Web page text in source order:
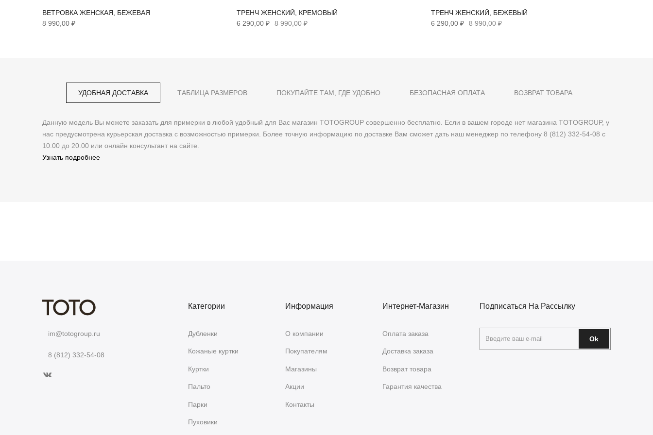
ВЕТРОВКА ЖЕНСКАЯ, БЕЖЕВАЯ
8 990,00 ₽
ТРЕНЧ ЖЕНСКИЙ, КРЕМОВЫЙ
6 290,00 ₽
8 990,00 ₽
ТРЕНЧ ЖЕНСКИЙ, БЕЖЕВЫЙ
6 290,00 ₽
8 990,00 ₽
УДОБНАЯ ДОСТАВКА
Данную модель Вы можете заказать для примерки в любой удобный для Вас магазин TOTOGROUP совершенно бесплатно. Если в вашем городе нет магазина TOTOGROUP, у
нас предусмотрена курьерская доставка с возможностью примерки. Более точную информацию по доставке Вам сможет дать наш менеджер по телефону 8 (812) 332-54-08 с
10.00 до 20.00 или онлайн консультант на сайте.
Узнать подробнее
ТАБЛИЦА РАЗМЕРОВ ПОКУПАЙТЕ ТАМ, ГДЕ УДОБНО БЕЗОПАСНАЯ ОПЛАТА ВОЗВРАТ ТОВАРА
im@totogroup.ru
8 (812) 332-54-08
Категории
Дубленки
Кожаные куртки
Куртки
Пальто
Парки
Пуховики
Информация
О компании
Покупателям
Магазины
Акции
Контакты
Интернет-Магазин
Оплата заказа
Доставка заказа
Возврат товара
Гарантия качества
Подписаться На Рассылку
Ok